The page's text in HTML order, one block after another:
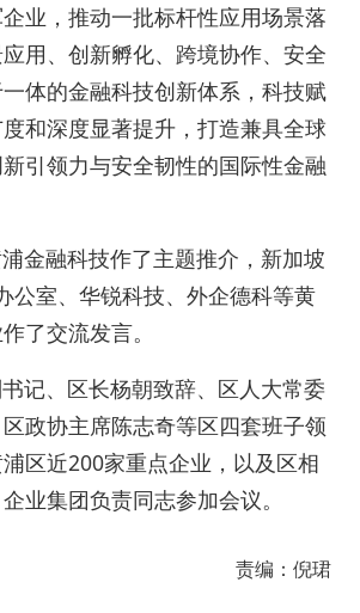
业，推动一批标杆性应用场景落
用、创新孵化、跨境协作、安全
体的金融科技创新体系，科技赋
和深度显著提升，打造兼具全球
引领力与安全韧性的国际性金融
金融科技作了主题推介，新加坡
公室、华锐科技、外企德科等黄
了交流发言。
记、区长杨朝致辞、区人大常委
政协主席陈志奇等区四套班子领
区近200家重点企业，以及区相
业集团负责同志参加会议。
责编：倪珺